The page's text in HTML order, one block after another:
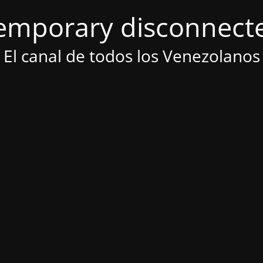
El canal de todos los Venezolanos